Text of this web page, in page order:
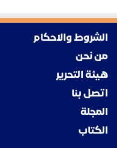
الشروط والاحكام
من نحن
هيئة التحرير
اتصل بنا
المجلة
الكتاب